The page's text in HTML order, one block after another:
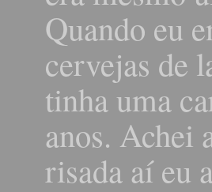
Quando eu
cervejas de
tinha uma
anos. Achei
risada aí eu